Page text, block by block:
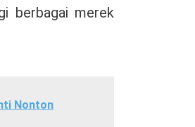
berbagai merek
Nonton